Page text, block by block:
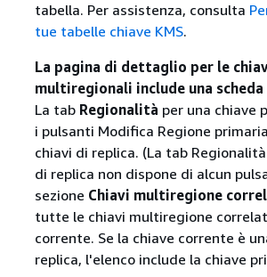
tabella. Per assistenza, consulta
tue tabelle chiave KMS.
La pagina di dettaglio per le
multiregionali include una
La tab Regionalità per una chiave
i pulsanti Modifica Regione
chiavi di replica. (La tab
di replica non dispone di alcun
sezione Chiavi multiregione
tutte le chiavi multiregione
corrente. Se la chiave corrente è
replica, l'elenco include la chiave